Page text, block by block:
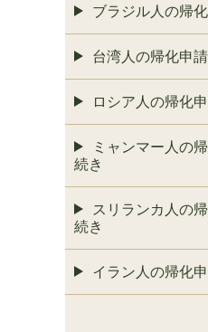
ブラジル人の帰
台湾人の帰化申
ロシア人の帰化
ミャンマー人の
続き
スリランカ人の
続き
イラン人の帰化